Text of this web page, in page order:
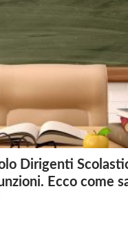
Dirigenti
Ecco come